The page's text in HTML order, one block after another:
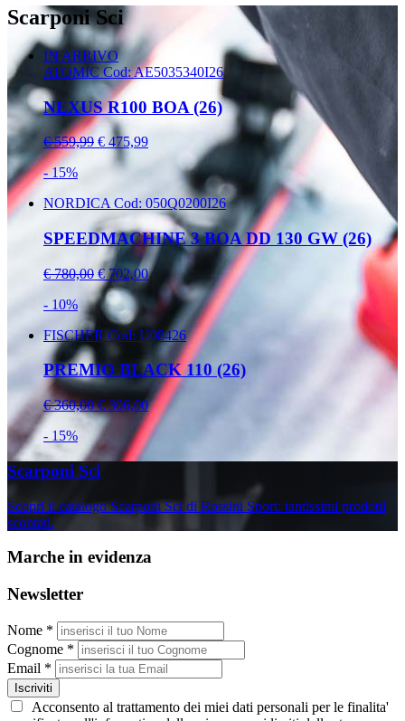
Scarponi Sci
IN ARRIVO
ATOMICCod: AE5035340I26
NEXUS R100 BOA (26)
€ 559,99 € 475,99
- 15%
NORDICA Cod: 050Q0200I26
SPEEDMACHINE 3 BOA DD 130 GW (26)
€ 780,00 € 702,00
- 10%
FISCHER Cod: U08426
PREMIO BLACK 110 (26)
€ 360,00 € 306,00
- 15%
Scarponi Sci
Scopri il catalogo Scarponi Sci di Rossini Sport: tantissimi prodotti
scontati.
Marche in evidenza
Newsletter
Nome *
Cognome *
Email *
Iscriviti
Acconsento al trattamento dei miei dati personali per le finalita'